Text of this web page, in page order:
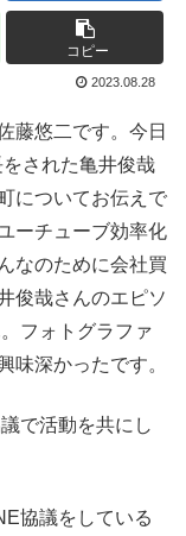
コピー
2023.08.28
藤悠二です。今日
された亀井俊哉
についてお伝えで
ーチューブ効率化
なのために会社買
俊哉さんのエピソ
フォトグラファ
味深かったです。
で活動を共にし
協議をしている